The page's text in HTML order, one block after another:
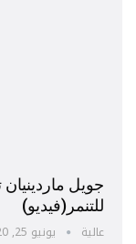
جويل
للتنمر(فيديو)
عالية يونيو 25, 2020